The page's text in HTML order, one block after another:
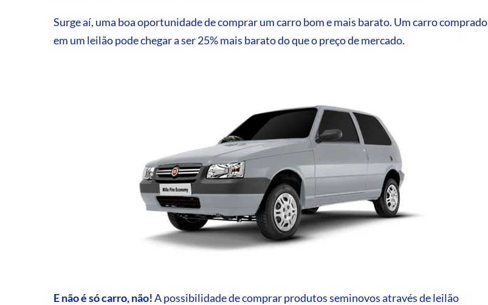
Surge aí, uma boa oportunidade de comprar um carro bom e mais barato. Um carro comprado
em um leilão pode chegar a ser 25% mais barato do que o preço de mercado.
E não é só carro, não!A possibilidade de comprar produtos seminovos através de leilão